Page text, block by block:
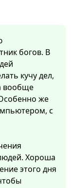
богов. В
кучу дел,
вообще
же
с
Хороша
этого дня